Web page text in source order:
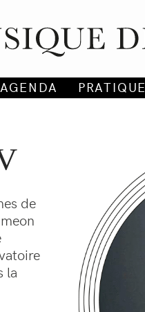
AGENDA PRATIQUE
de
la